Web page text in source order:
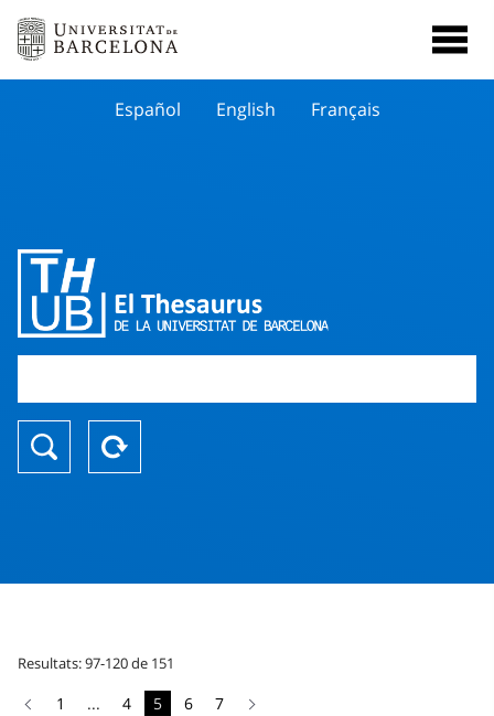
Español English Français
Resultats: 97-120 de 151
1 ... 4 5 6 7